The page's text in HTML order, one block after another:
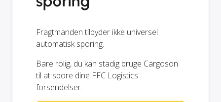
Fragtmanden tilbyder ikke universel
automatisk sporing.
Bare rolig, du kan stadig bruge Cargoson
til at spore dine FFC Logistics
forsendelser.